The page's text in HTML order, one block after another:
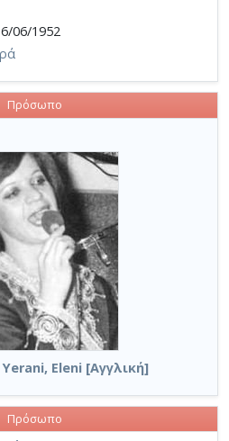
06/1952
Πρόσωπο
Yerani, Eleni [Αγγλική]
Πρόσωπο